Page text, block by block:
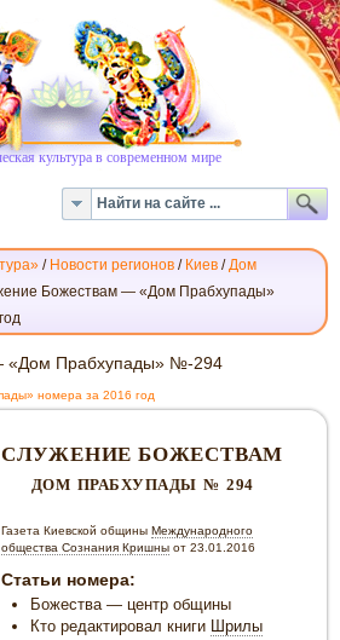
культура в современном мире
/ Новости регионов / Киев /Дом
Божествам — «Дом Прабхупады»
«Дом Прабхупады» №-294
номера за 2016 год
СЛУЖЕНИЕ БОЖЕСТВАМ
ДОМ ПРАБХУПАДЫ № 294
Газета Киевской общиныМеждународного
общества Сознания Кришны от 23.01.2016
Статьи номера:
Божества — центр общины
Кто редактировал книги Шрилы